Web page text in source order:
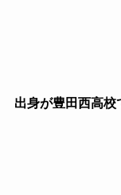
出身が豊田西高校